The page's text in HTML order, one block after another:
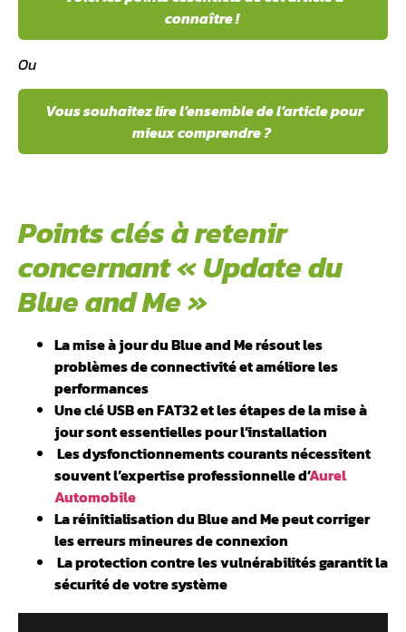
connaître !
Ou
Vous souhaitez lire l’ensemble de l’article pour
mieux comprendre ?
Points clés à retenir
concernant « Update du
Blue and Me »
La mise à jour du Blue and Me résout les
problèmes de connectivité et améliore les
performances
Une clé USB en FAT32 et les étapes de la mise à
jour sont essentielles pour l’installation
️ Les dysfonctionnements courants nécessitent
souvent l’expertise professionnelle d’Aurel
Automobile
La réinitialisation du Blue and Me peut corriger
les erreurs mineures de connexion
️ La protection contre les vulnérabilités garantit la
sécurité de votre système